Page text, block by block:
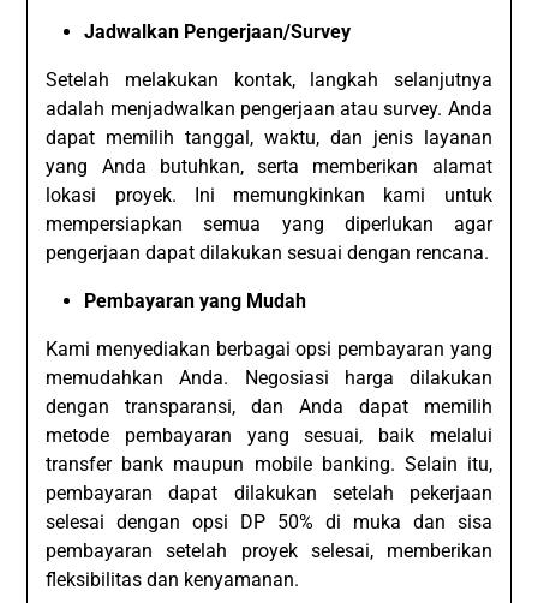
Jadwalkan Pengerjaan/Survey
Setelah melakukan kontak, langkah selanjutnya
adalah menjadwalkan pengerjaan atau survey. Anda
dapat memilih tanggal, waktu, dan jenis layanan
yang Anda butuhkan, serta memberikan alamat
lokasi proyek. Ini memungkinkan kami untuk
mempersiapkan semua yang diperlukan agar
pengerjaan dapat dilakukan sesuai dengan rencana.
Pembayaran yang Mudah
Kami menyediakan berbagai opsi pembayaran yang
memudahkan Anda. Negosiasi harga dilakukan
dengan transparansi, dan Anda dapat memilih
metode pembayaran yang sesuai, baik melalui
transfer bank maupun mobile banking. Selain itu,
pembayaran dapat dilakukan setelah pekerjaan
selesai dengan opsi DP 50% di muka dan sisa
pembayaran setelah proyek selesai, memberikan
fleksibilitas dan kenyamanan.